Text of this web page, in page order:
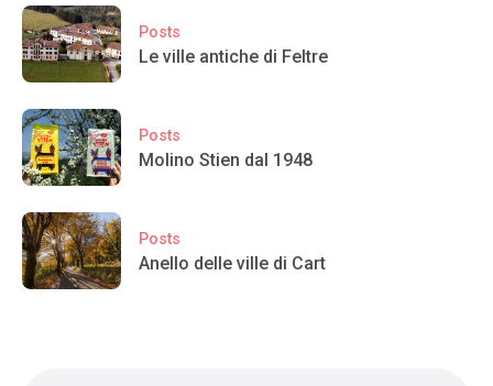
Posts
Le ville antiche di Feltre
Posts
Molino Stien dal 1948
Posts
Anello delle ville di Cart